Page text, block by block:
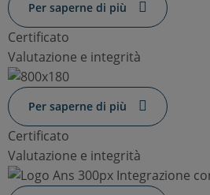
Per saperne di più
Certificato
Valutazione e integrità
Per saperne di più
Certificato
Valutazione e integrità